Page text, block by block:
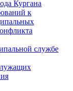
Кургана
к
службе